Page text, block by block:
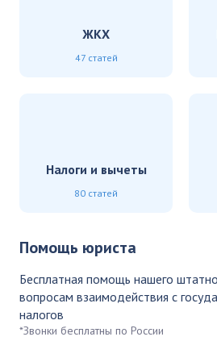
ЖКХ
47 статей
Налоги и вычеты
80 статей
Помощь юриста
Бесплатная помощь нашего
вопросам взаимодействия с
налогов
*Звонки бесплатны по России